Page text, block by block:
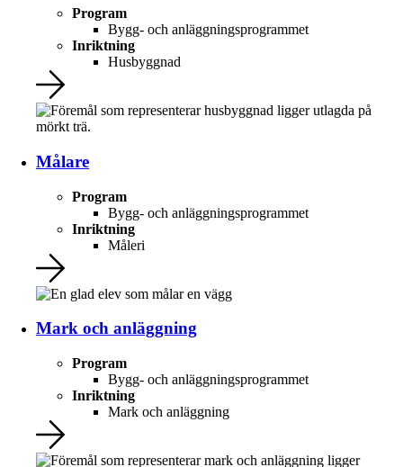
Program
Bygg- och anläggningsprogrammet
Inriktning
Husbyggnad
Målare
Program
Bygg- och anläggningsprogrammet
Inriktning
Måleri
Mark och anläggning
Program
Bygg- och anläggningsprogrammet
Inriktning
Mark och anläggning